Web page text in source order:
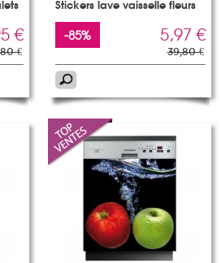
€
€
Stickers lave vaisselle fleurs
-85% 5,97 €
39,80 €